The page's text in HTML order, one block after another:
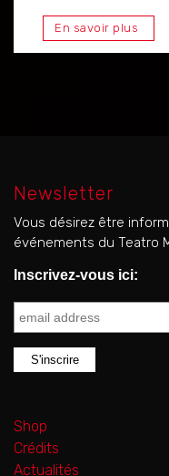
En savoir plus
Newsletter
Vous désirez être
événements du Teatro
Inscrivez-vous ici:
Shop
Crédits
Actualités